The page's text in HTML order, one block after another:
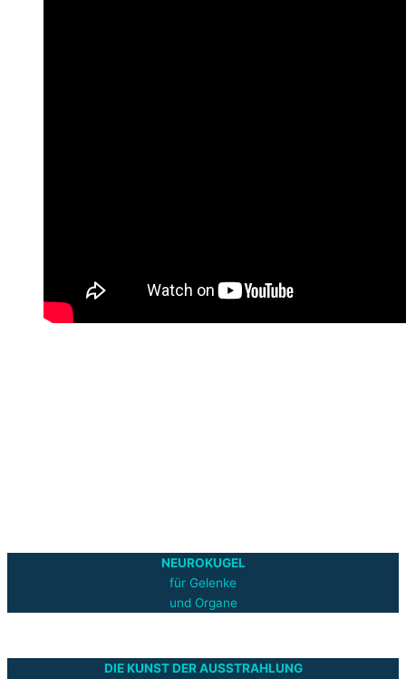
NEUROKUGEL
für Gelenke
und Organe
DIE KUNST DER AUSSTRAHLUNG